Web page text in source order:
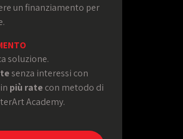
un finanziamento per
soluzione.
senza interessi con
più rate con metodo di
Academy.